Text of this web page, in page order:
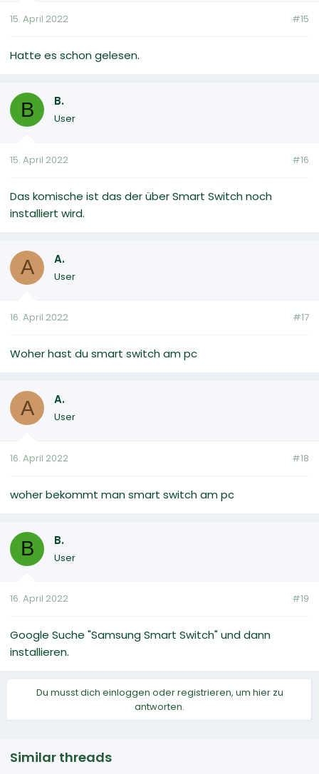
15. April 2022 #15
Hatte es schon gelesen.
B B.
User
15. April 2022 #16
Das komische ist das der über Smart Switch noch
installiert wird.
A A.
User
16. April 2022 #17
Woher hast du smart switch am pc
A A.
User
16. April 2022 #18
woher bekommt man smart switch am pc
B B.
User
16. April 2022 #19
Google Suche "Samsung Smart Switch" und dann
installieren.
Du musst dich einloggen oder registrieren, um hier zu
antworten.
Similar threads